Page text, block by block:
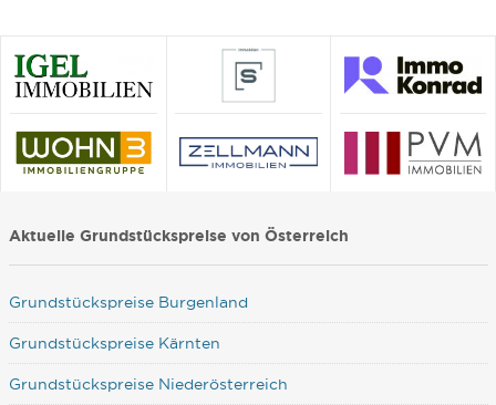
Aktuelle Grundstückspreise von Österreich
Grundstückspreise Burgenland
Grundstückspreise Kärnten
Grundstückspreise Niederösterreich